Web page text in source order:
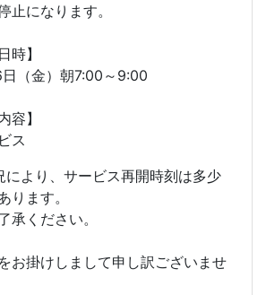
止になります。
時】
（金）朝7:00～9:00
容】
ス
により、サービス再開時刻は多少
ります。
承ください。
お掛けしまして申し訳ございませ